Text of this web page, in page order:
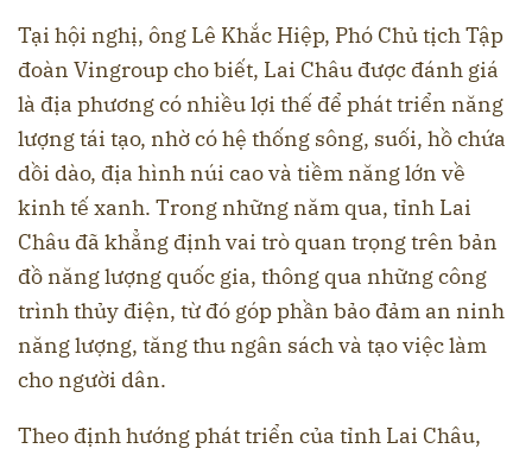
Tại hội nghị, ông Lê Khắc Hiệp, Phó Chủ tịch Tập
đoàn Vingroup cho biết, Lai Châu được đánh giá
là địa phương có nhiều lợi thế để phát triển năng
lượng tái tạo, nhờ có hệ thống sông, suối, hồ chứa
dồi dào, địa hình núi cao và tiềm năng lớn về
kinh tế xanh. Trong những năm qua, tỉnh Lai
Châu đã khẳng định vai trò quan trọng trên bản
đồ năng lượng quốc gia, thông qua những công
trình thủy điện, từ đó góp phần bảo đảm an ninh
năng lượng, tăng thu ngân sách và tạo việc làm
cho người dân.
Theo định hướng phát triển của tỉnh Lai Châu,